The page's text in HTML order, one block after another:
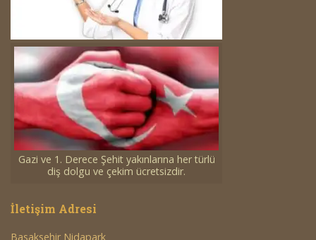
Gazi ve 1. Derece Şehit yakınlarına her türlü
diş dolgu ve çekim ücretsizdir.
İletişim Adresi
Basaksehir Nidapark